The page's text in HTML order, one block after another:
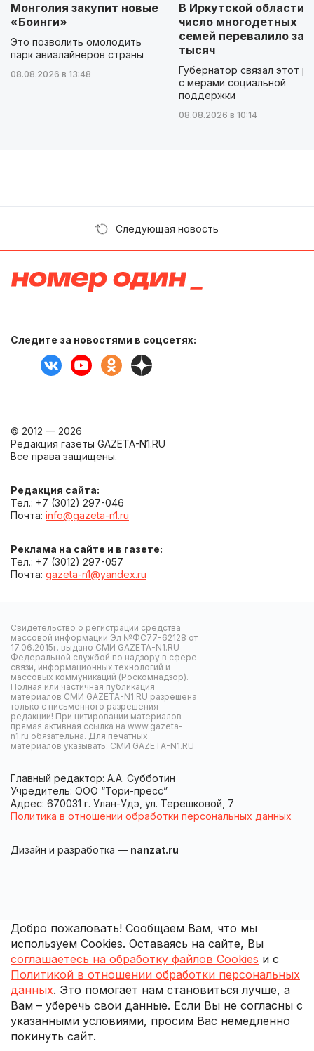
Монголия закупит новые
«Боинги»
Это позволить омолодить
парк авиалайнеров страны
08.08.2026 в 13:48
В Иркутской области
число многодетных
семей перевалило за
тысяч
Губернатор связал этот
с мерами социальной
поддержки
08.08.2026 в 10:14
Следующая новость
Следите за новостями в соцсетях:
© 2012 — 2026
Редакция газеты GAZETA-N1.RU
Все права защищены.
Редакция сайта:
Тел.: +7 (3012) 297-046
Почта: info@gazeta-n1.ru
Реклама на сайте и в газете:
Тел.: +7 (3012) 297-057
Почта: gazeta-n1@yandex.ru
Свидетельство о регистрации средства
массовой информации Эл №ФС77-62128 от
17.06.2015г. выдано СМИ GAZETA-N1.RU
Федеральной службой по надзору в сфере
связи, информационных технологий и
массовых коммуникаций (Роскомнадзор).
Полная или частичная публикация
материалов СМИ GAZETA-N1.RU разрешена
только с письменного разрешения
редакции! При цитировании материалов
прямая активная ссылка на www.gazeta-
n1.ru обязательна. Для печатных
материалов указывать: СМИ GAZETA-N1.RU
Главный редактор: А.А. Субботин
Учредитель: ООО “Тори-пресс”
Адрес: 670031 г. Улан-Удэ, ул. Терешковой, 7
Политика в отношении обработки персональных данных
Дизайн и разработка — nanzat.ru
Добро пожаловать! Сообщаем Вам, что мы
используем Cookies. Оставаясь на сайте, Вы
соглашаетесь на обработку файлов Cookies и с
Политикой в отношении обработки персональных
данных. Это помогает нам становиться лучше, а
Вам – уберечь свои данные. Если Вы не согласны с
указанными условиями, просим Вас немедленно
покинуть сайт.